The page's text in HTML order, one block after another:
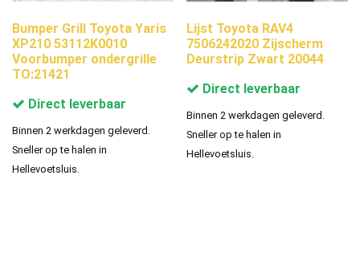
Bumper Grill Toyota Yaris
XP210 53112K0010
Voorbumper ondergrille
TO:21421
Direct leverbaar
Binnen 2 werkdagen geleverd.
Sneller op te halen in
Hellevoetsluis.
Lijst Toyota RAV4
7506242020 Zijscherm
Deurstrip Zwart 20044
Direct leverbaar
Binnen 2 werkdagen geleverd.
Sneller op te halen in
Hellevoetsluis.